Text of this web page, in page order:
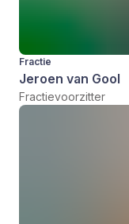
Fractie
Jeroen van Gool
Fractievoorzitter